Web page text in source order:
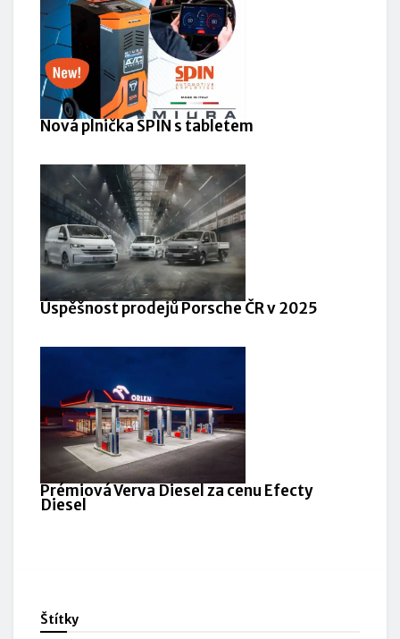
Nová plnička SPIN s tabletem
Úspěšnost prodejů Porsche ČR v 2025
Prémiová Verva Diesel za cenu Efecty
Diesel
Štítky